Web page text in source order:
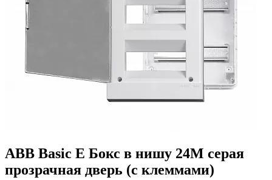
ABB Basic E Бокс в нишу 24М серая
прозрачная дверь (c клеммами)